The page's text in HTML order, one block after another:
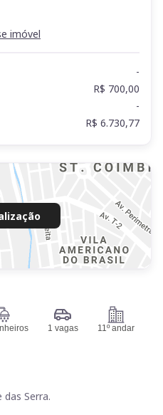
imóvel
-
R$ 700,00
-
R$ 6.730,77
1 vagas 11º andar
Serra.